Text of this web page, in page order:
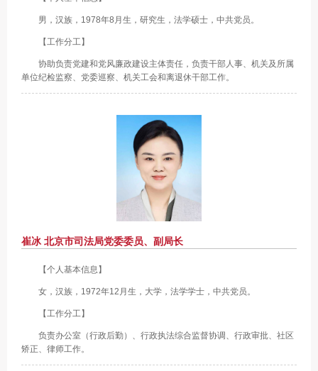
男，汉族，1978年8月生，研究生，法学硕士，中共党员。
【工作分工】
协助负责党建和党风廉政建设主体责任，负责干部人事、机关及所属
单位纪检监察、党委巡察、机关工会和离退休干部工作。
崔冰 北京市司法局党委委员、副局长
【个人基本信息】
女，汉族，1972年12月生，大学，法学学士，中共党员。
【工作分工】
负责办公室（行政后勤）、行政执法综合监督协调、行政审批、社区
矫正、律师工作。